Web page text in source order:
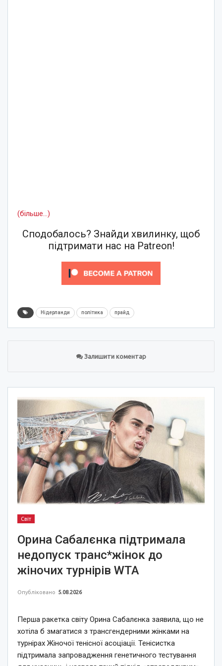
(більше…)
Сподобалось? Знайди хвилинку, щоб
підтримати нас на Patreon!
Нідерланди політика прайд
Залишити коментар
Світ
Орина Сабалєнка підтримала
недопуск транс*жінок до
жіночих турнірів WTA
Опубліковано 5.08.2026
Перша ракетка світу Орина Сабалєнка заявила, що не
хотіла б змагатися з трансгендерними жінками на
турнірах Жіночої тенісної асоціації. Тенісистка
підтримала запровадження генетичного тестування